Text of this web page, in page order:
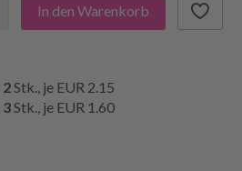
In den Warenkorb
2Stk., je EUR 2.15
3Stk., je EUR 1.60